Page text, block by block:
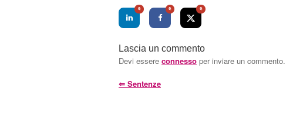
0 0 0
Lascia un commento
Devi essere connesso per inviare un commento.
⇐ Sentenze